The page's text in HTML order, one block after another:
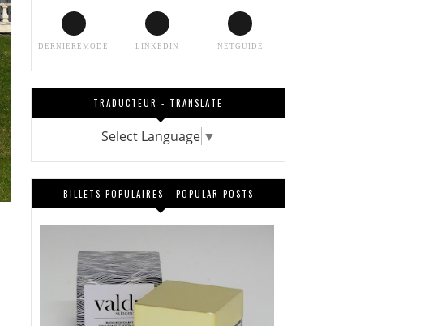
DERNIEREMODE LINKEDIN NETGUIDE
TRADUCTEUR - TRANSLATE
Select Language ▼
BILLETS POPULAIRES - POPULAR POSTS